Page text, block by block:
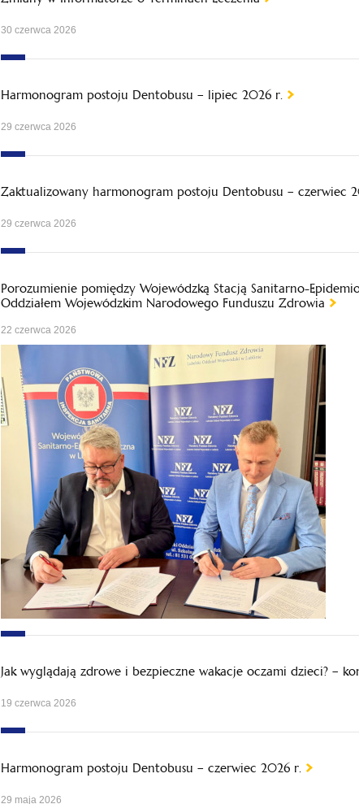
30 czerwca 2026
Harmonogram postoju Dentobusu – lipiec 2026 r.
29 czerwca 2026
Zaktualizowany harmonogram postoju Dentobusu – czerwiec
29 czerwca 2026
Porozumienie pomiędzy Wojewódzką Stacją Sanitarno-
Oddziałem Wojewódzkim Narodowego Funduszu Zdrowia
22 czerwca 2026
Jak wyglądają zdrowe i bezpieczne wakacje oczami dzieci? –
19 czerwca 2026
Harmonogram postoju Dentobusu – czerwiec 2026 r.
29 maja 2026